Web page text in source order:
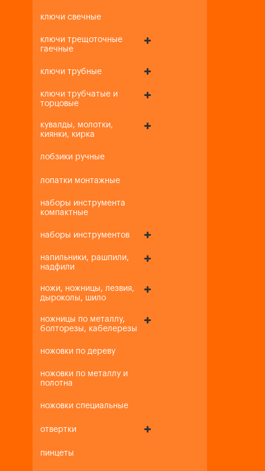
ключи свечные
ключи трещоточные
гаечные
ключи трубные
ключи трубчатые и
торцовые
кувалды, молотки,
киянки, кирка
лобзики ручные
лопатки монтажные
наборы инструмента
компактные
наборы инструментов
напильники, рашпили,
надфили
ножи, ножницы, лезвия,
дыроколы, шило
ножницы по металлу,
болторезы, кабелерезы
ножовки по дереву
ножовки по металлу и
полотна
ножовки специальные
отвертки
пинцеты